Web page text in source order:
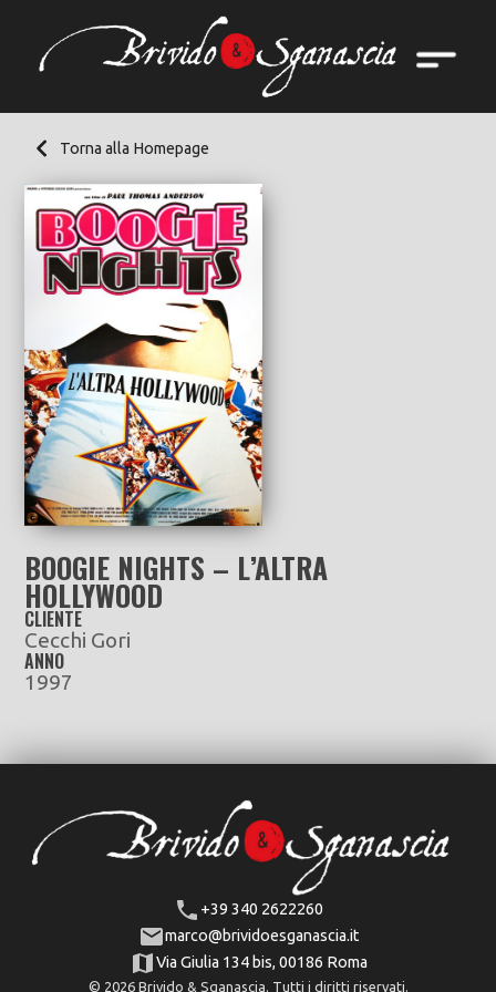
Torna alla Homepage
BOOGIE NIGHTS – L’ALTRA
HOLLYWOOD
CLIENTE
Cecchi Gori
ANNO
1997
+39 340 2622260
marco@brividoesganascia.it
Via Giulia 134 bis, 00186 Roma
© 2026 Brivido & Sganascia. Tutti i diritti riservati.